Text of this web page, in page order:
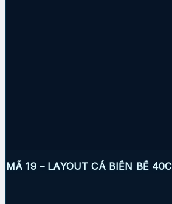
MÃ 19 – LAYOUT CÁ BIỂN BỂ